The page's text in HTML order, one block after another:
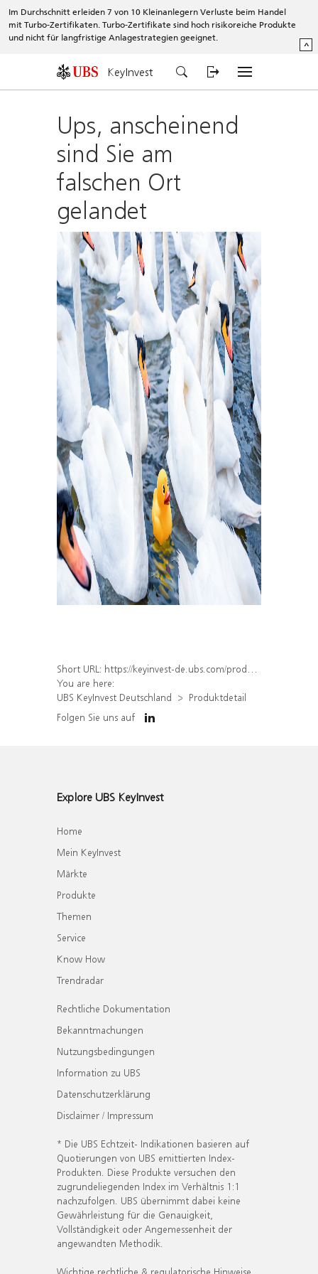
Im Durchschnitt erleiden 7 von 10 Kleinanlegern Verluste beim Handel
mit Turbo-Zertifikaten. Turbo-Zertifikate sind hoch risikoreiche Produkte
und nicht für langfristige Anlagestrategien geeignet.
^
KeyInvest
Ups, anscheinend
sind Sie am
falschen Ort
gelandet
Short URL: https://keyinvest-de.ubs.com/produkt/detail/index/isin/DE000WA5WBL9
You are here:
UBS KeyInvest Deutschland
Produktdetail
Folgen Sie uns auf
Explore UBS KeyInvest
Home
Mein KeyInvest
Märkte
Produkte
Themen
Service
Know How
Trendradar
Rechtliche Dokumentation
Bekanntmachungen
Nutzungsbedingungen
Information zu UBS
Datenschutzerklärung
Disclaimer / Impressum
* Die UBS Echtzeit- Indikationen basieren auf
Quotierungen von UBS emittierten Index-
Produkten. Diese Produkte versuchen den
zugrundeliegenden Index im Verhältnis 1:1
nachzufolgen. UBS übernimmt dabei keine
Gewährleistung für die Genauigkeit,
Vollständigkeit oder Angemessenheit der
angewandten Methodik.